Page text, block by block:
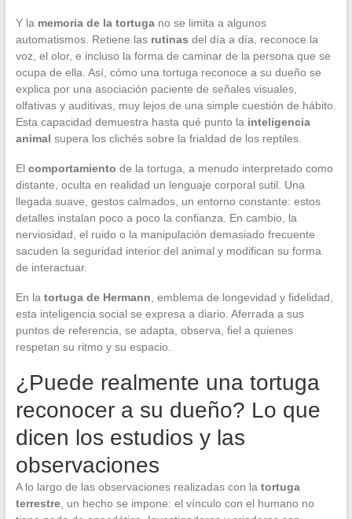
Y la memoria de la tortugano se limita a algunos
automatismos. Retiene las rutinas del día a día, reconoce la
voz, el olor, e incluso la forma de caminar de la persona que se
ocupa de ella. Así, cómo una tortuga reconoce a su dueño se
explica por una asociación paciente de señales visuales,
olfativas y auditivas, muy lejos de una simple cuestión de hábito.
Esta capacidad demuestra hasta qué punto la inteligencia
animal supera los clichés sobre la frialdad de los reptiles.
El comportamiento de la tortuga, a menudo interpretado como
distante, oculta en realidad un lenguaje corporal sutil. Una
llegada suave, gestos calmados, un entorno constante: estos
detalles instalan poco a poco la confianza. En cambio, la
nerviosidad, el ruido o la manipulación demasiado frecuente
sacuden la seguridad interior del animal y modifican su forma
de interactuar.
En la tortuga de Hermann , emblema de longevidad y fidelidad,
esta inteligencia social se expresa a diario. Aferrada a sus
puntos de referencia, se adapta, observa, fiel a quienes
respetan su ritmo y su espacio.
¿Puede realmente una tortuga
reconocer a su dueño? Lo que
dicen los estudios y las
observaciones
A lo largo de las observaciones realizadas con la tortuga
terrestre, un hecho se impone: el vínculo con el humano no